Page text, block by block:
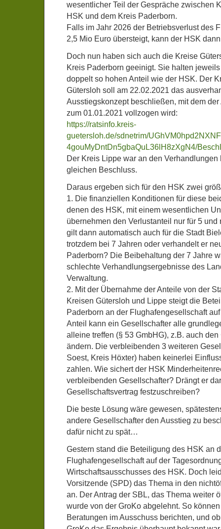
wesentlicher Teil der Gespräche zwischen
HSK und dem Kreis Paderborn.
Falls im Jahr 2026 der Betriebsverlust des
2,5 Mio Euro übersteigt, kann der HSK
Doch nun haben sich auch die Kreise
Kreis Paderborn geeinigt. Sie halten
doppelt so hohen Anteil wie der HSK. Der
Gütersloh soll am 22.02.2021 das
Ausstiegskonzept beschließen, mit dem
zum 01.01.2021 vollzogen wird:
https://ratsinfo.kreis-
guetersloh.de/sdnetrim/
4gouMyDntDn5gbaQuL36lH8zXgN4/
Der Kreis Lippe war an den
gleichen Beschluss.
Daraus ergeben sich für den HSK zwei
1. Die finanziellen Konditionen für diese
denen des HSK, mit einem wesentlichen
übernehmen den Verlustanteil nur für 5 und
gilt dann automatisch auch für die Stadt
trotzdem bei 7 Jahren oder verhandelt er
Paderborn? Die Beibehaltung der 7 Jahre
schlechte Verhandlungsergebnisse des
Verwaltung.
2. Mit der Übernahme der Anteile von der
Kreisen Gütersloh und Lippe steigt die
Paderborn an der Flughafengesellschaft
Anteil kann ein Gesellschafter alle
alleine treffen (§ 53 GmbHG), z.B. auch
ändern. Die verbleibenden 3 weiteren
Soest, Kreis Höxter) haben keinerlei
zahlen. Wie sichert der HSK
verbleibenden Gesellschafter? Drängt er
Gesellschaftsvertrag festzuschreiben?
Die beste Lösung wäre gewesen,
andere Gesellschafter den Ausstieg zu
dafür nicht zu spät…
Gestern stand die Beteiligung des HSK an
Flughafengesellschaft auf der
Wirtschaftsausschusses des HSK. Doch
Vorsitzende (SPD) das Thema in den
an. Der Antrag der SBL, das Thema weiter
wurde von der GroKo abgelehnt. So
Beratungen im Ausschuss berichten, und